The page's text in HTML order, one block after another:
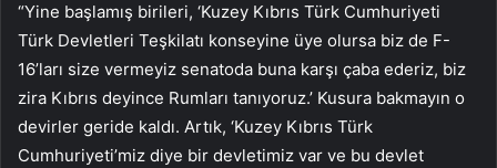
“Yine başlamış birileri, ‘Kuzey Kıbrıs Türk Cumhuriyeti
Türk Devletleri Teşkilatı konseyine üye olursa biz de F-
16’ları size vermeyiz senatoda buna karşı çaba ederiz, biz
zira Kıbrıs deyince Rumları tanıyoruz.’ Kusura bakmayın o
devirler geride kaldı. Artık, ‘Kuzey Kıbrıs Türk
Cumhuriyeti’miz diye bir devletimiz var ve bu devlet